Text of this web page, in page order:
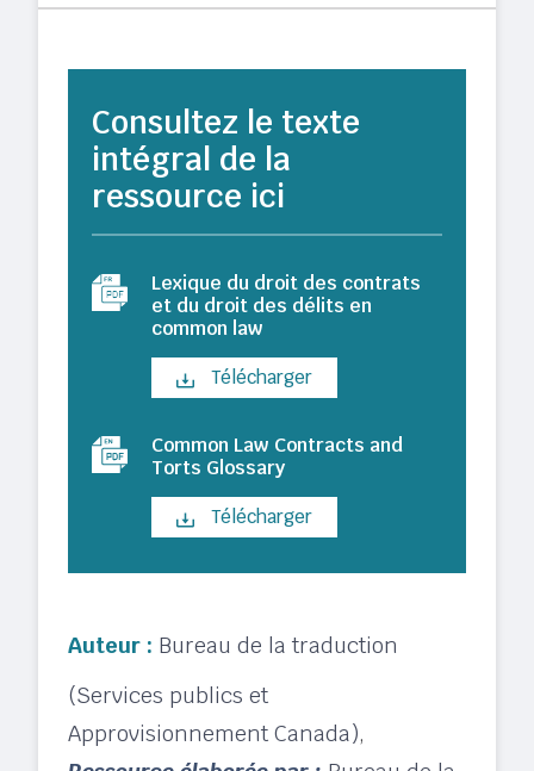
Auteur : Bureau de la traduction
(Services publics et
Approvisionnement Canada),
Consultez le texte
intégral de la
ressource ici
Lexique du droit des contrats
et du droit des délits en
common law
Télécharger
Common Law Contracts and
Torts Glossary
Télécharger